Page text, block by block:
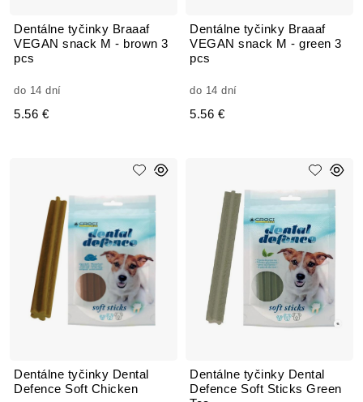
Dentálne tyčinky Braaaf
VEGAN snack M - brown 3
pcs
do 14 dní
5.56 €
Dentálne tyčinky Braaaf
VEGAN snack M - green 3
pcs
do 14 dní
5.56 €
Dentálne tyčinky Dental
Defence Soft Chicken
Dentálne tyčinky Dental
Defence Soft Sticks Green